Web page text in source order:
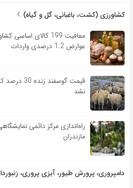
کشاورزی (کشت، باغبانی، گل و گیاه)
معافیت 199 کالای
عوارض 1.2 درصدی واردات
قیمت
نشد
راه‌اندازی مرکز دائمی
مازندران
دامپروری، پرورش طیور، آبزی پروری،